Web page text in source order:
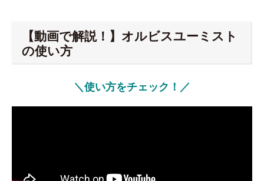
【動画で解説！】オルビスユーミスト
の使い方
＼使い方をチェック！／